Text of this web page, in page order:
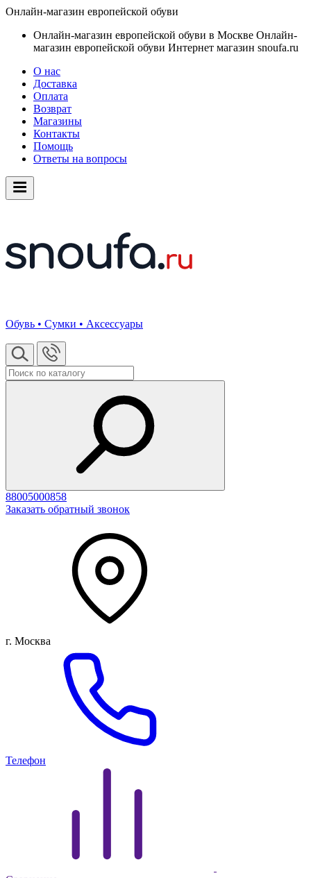
Онлайн-магазин европейской обуви
Онлайн-магазин европейской обуви в Москве Онлайн-
магазин европейской обуви Интернет магазин snoufa.ru
О нас
Доставка
Оплата
Возврат
Магазины
Контакты
Помощь
Ответы на вопросы
Обувь • Сумки • Аксессуары
88005000858
Заказать обратный звонок
г. Москва
Телефон